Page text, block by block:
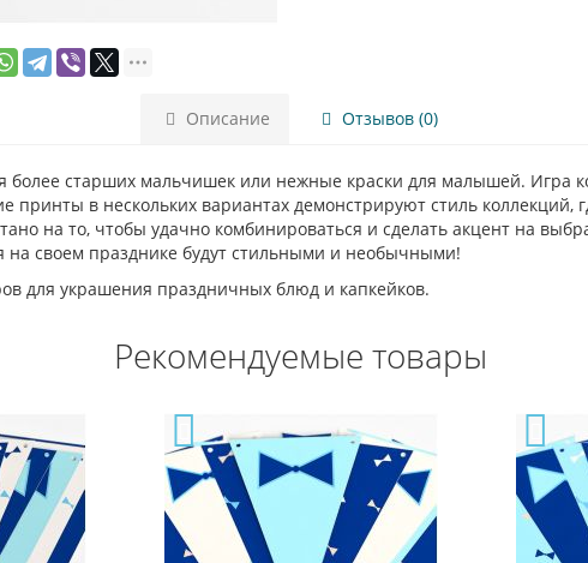
Описание Отзывов (0)
более старших мальчишек или нежные краски для малышей. Игра
принты в нескольких вариантах демонстрируют стиль коллекций,
на то, чтобы удачно комбинироваться и сделать акцент на
на своем празднике будут стильными и необычными!
для украшения праздничных блюд и капкейков.
Рекомендуемые товары